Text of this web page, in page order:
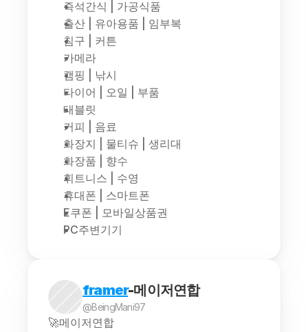
즉석간식 | 가공식품
출산 | 유아용품 | 임부복
침구 | 커튼
카메라
캠핑 | 낚시
타이어 | 오일 | 부품
태블릿
커피 | 음료
화장지 | 물티슈 | 생리대
화장품 | 향수
휘트니스 | 수영
휴대폰 | 스마트폰
E쿠폰 | 모바일상품권
PC주변기기
framer-메이저연합
@BeingMani97
🚀메이저연합